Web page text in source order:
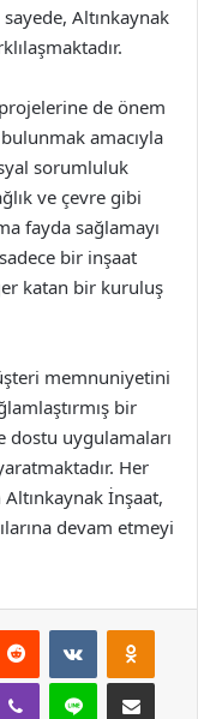
Altınkaynak
de önem
amacıyla
sorumluluk
ve çevre gibi
fayda sağlamayı
bir inşaat
katan bir kuruluş
memnuniyetini
bir
dostu uygulamaları
Her
İnşaat,
devam etmeyi
Reddit VKontakte
Viber Line E-Posta ile